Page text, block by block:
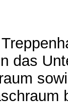
das